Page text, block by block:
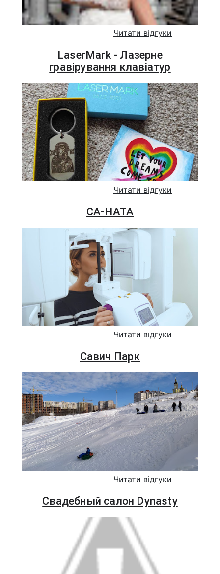
Читати відгуки
LaserMark - Лазерне
гравірування клавіатур
Читати відгуки
СА-НАТА
Читати відгуки
Савич Парк
Читати відгуки
Свадебный салон Dynasty